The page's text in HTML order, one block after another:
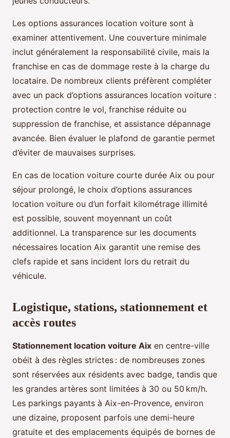
Les options assurances location voiture sont à
examiner attentivement. Une couverture minimale
inclut généralement la responsabilité civile, mais la
franchise en cas de dommage reste à la charge du
locataire. De nombreux clients préfèrent compléter
avec un pack d’options assurances location voiture :
protection contre le vol, franchise réduite ou
suppression de franchise, et assistance dépannage
avancée. Bien évaluer le plafond de garantie permet
d’éviter de mauvaises surprises.
En cas de location voiture courte durée Aix ou pour
séjour prolongé, le choix d’options assurances
location voiture ou d’un forfait kilométrage illimité
est possible, souvent moyennant un coût
additionnel. La transparence sur les documents
nécessaires location Aix garantit une remise des
clefs rapide et sans incident lors du retrait du
véhicule.
Logistique, stations, stationnement et
accès routes
Stationnement location voiture Aix en centre-ville
obéit à des règles strictes : de nombreuses zones
sont réservées aux résidents avec badge, tandis que
les grandes artères sont limitées à 30 ou 50 km/h.
Les parkings payants à Aix-en-Provence, environ
une dizaine, proposent parfois une demi-heure
gratuite et des emplacements équipés de bornes de